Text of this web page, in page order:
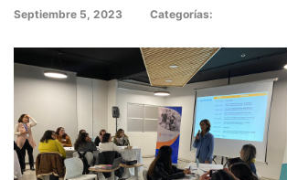
Septiembre 5, 2023 Categorías: